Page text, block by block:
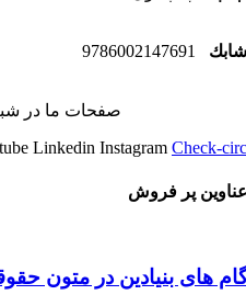
شابك 9786002147691
صفحات ما در
Linkedin Instagram Check-
پر فروش
های بنیادین در متون